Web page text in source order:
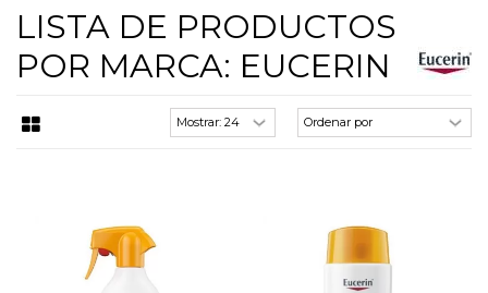
LISTA DE PRODUCTOS
POR MARCA: EUCERIN